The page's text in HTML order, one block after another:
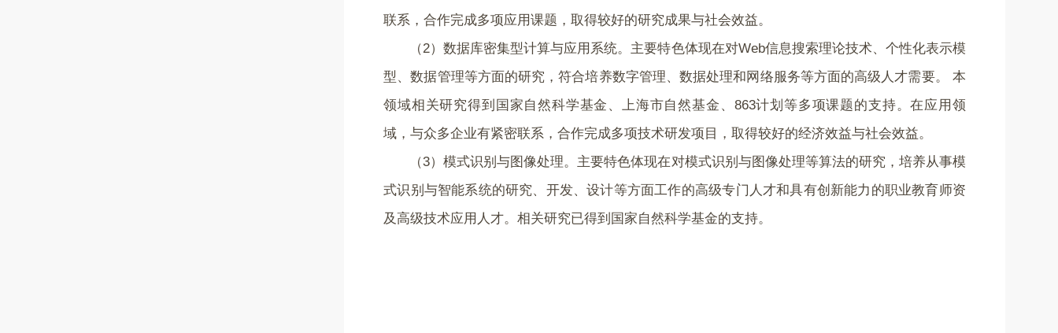
联系，合作完成多项应用课题，取得较好的研究成果与社会效益。
（2）数据库密集型计算与应用系统。主要特色体现在对Web信息搜索理论技术、个性化表示模
型、数据管理等方面的研究，符合培养数字管理、数据处理和网络服务等方面的高级人才需要。 本
领域相关研究得到国家自然科学基金、上海市自然基金、 863计划等多项课题的支持。在应用领
域，与众多企业有紧密联系，合作完成多项技术研发项目，取得较好的经济效益与社会效益。
（3）模式识别与图像处理。主要特色体现在对模式识别与图像处理等算法的研究，培养从事模
式识别与智能系统的研究、开发、设计等方面工作的高级专门人才和具有创新能力的职业教育师资
及高级技术应用人才。相关研究已得到国家自然科学基金的支持。